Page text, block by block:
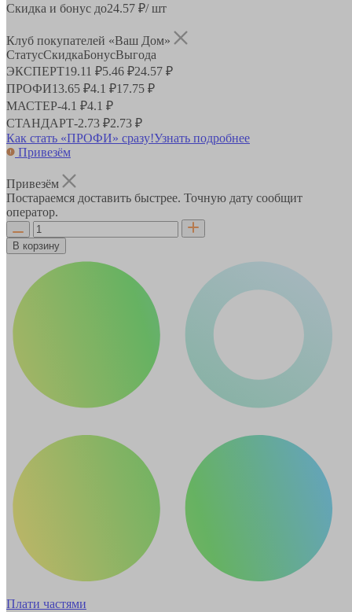
Скидка и бонус до24.57 ₽/ шт
Клуб покупателей «Ваш Дом»
СтатусСкидкаБонусВыгода
ЭКСПЕРТ19.11 ₽5.46 ₽24.57 ₽
ПРОФИ13.65 ₽4.1 ₽17.75 ₽
МАСТЕР-4.1 ₽4.1 ₽
СТАНДАРТ-2.73 ₽2.73 ₽
Как стать «ПРОФИ» сразу!Узнать подробнее
Привезём
Привезём
Постараемся доставить быстрее. Точную дату сообщит
оператор.
В корзину
Плати частями